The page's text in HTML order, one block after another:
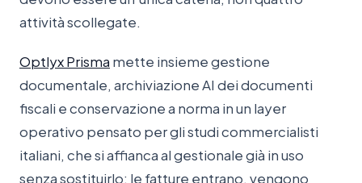
attività scollegate.
Optlyx Prisma mette insieme gestione
documentale, archiviazione AI dei documenti
fiscali e conservazione a norma in un layer
operativo pensato per gli studi commercialisti
italiani, che si affianca al gestionale già in uso
senza sostituirlo: le fatture entrano, vengono